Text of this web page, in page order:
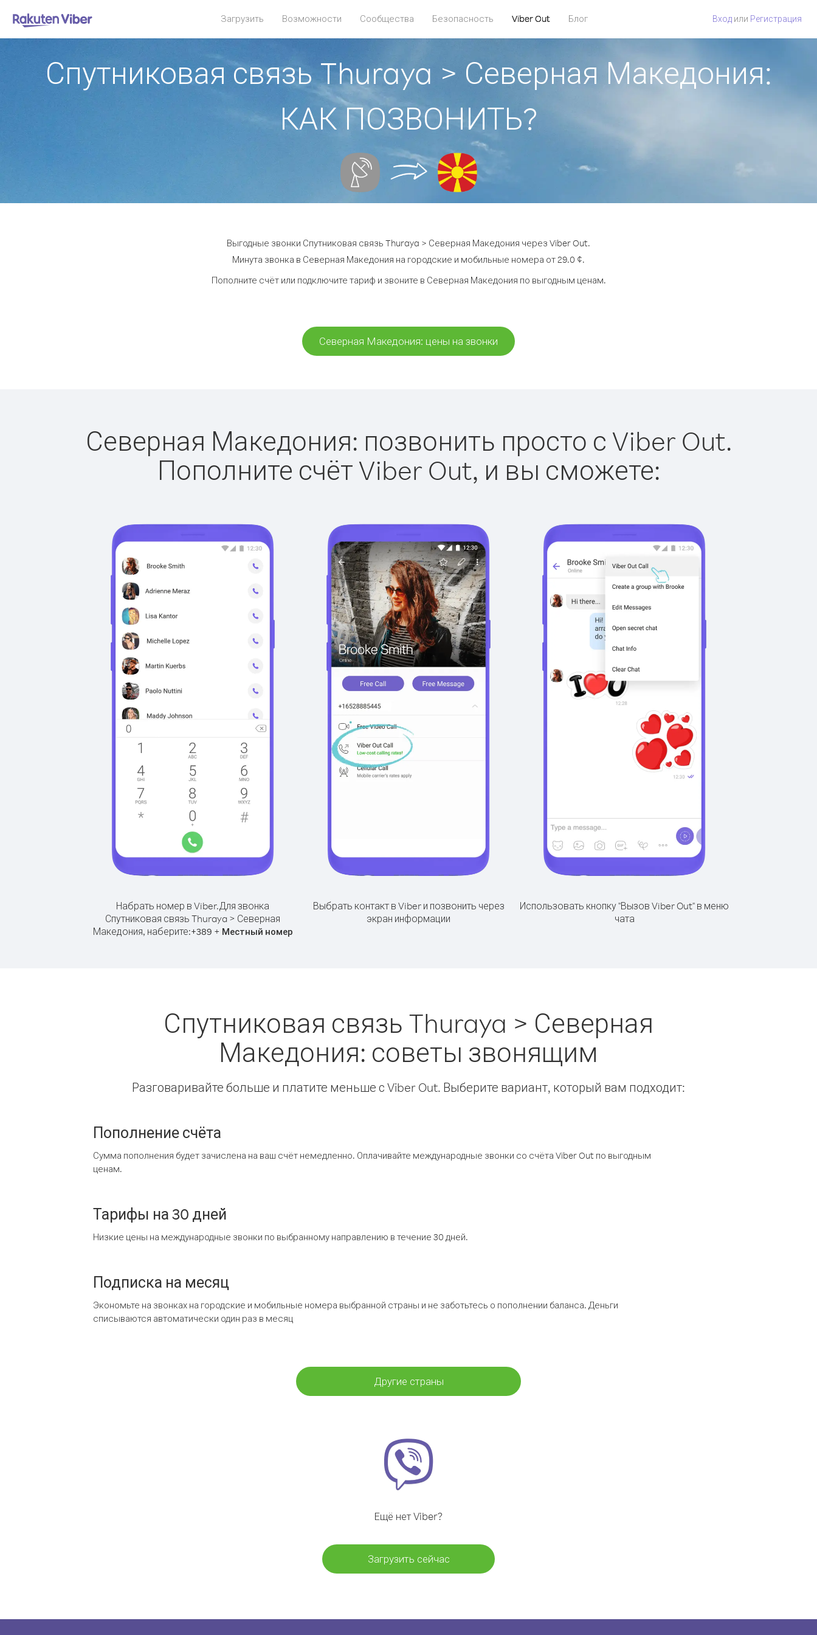
Загрузить Возможности Сообщества Безопасность Viber Out Блог Вход или Регистрация
Спутниковая связь Thuraya > Северная Македония:
КАК ПОЗВОНИТЬ?
Выгодные звонки Спутниковая связь Thuraya > Северная Македония через Viber Out.
Минута звонка в Северная Македония на городские и мобильные номера от 29.0 ¢.
Пополните счёт или подключите тариф и звоните в Северная Македония по выгодным ценам.
Северная Македония: цены на звонки
Северная Македония: позвонить просто с Viber Out.
Пополните счёт Viber Out, и вы сможете:
Набрать номер в Viber.Для звонка
Спутниковая связь Thuraya > Северная
Македония, наберите:+389 + Местный номер
Выбрать контакт в Viber и позвонить через
экран информации
Использовать кнопку "Вызов Viber Out" в меню
чата
Спутниковая связь Thuraya > Северная
Македония: советы звонящим
Разговаривайте больше и платите меньше с Viber Out. Выберите вариант, который вам подходит:
Пополнение счёта
Сумма пополнения будет зачислена на ваш счёт немедленно. Оплачивайте международные звонки со счёта Viber Out по выгодным
ценам.
Тарифы на 30 дней
Низкие цены на международные звонки по выбранному направлению в течение 30 дней.
Подписка на месяц
Экономьте на звонках на городские и мобильные номера выбранной страны и не заботьтесь о пополнении баланса. Деньги
списываются автоматически один раз в месяц
Другие страны
Ещё нет Viber?
Загрузить сейчас